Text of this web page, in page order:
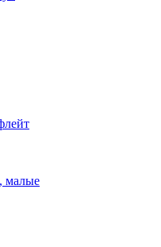
малые